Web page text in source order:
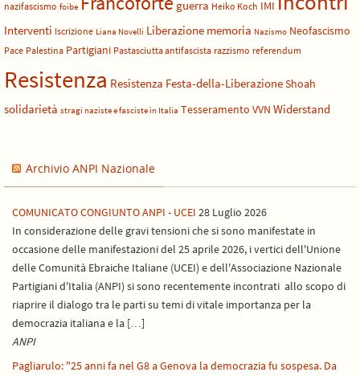
nazifascismo foibe guerra Heiko Koch IMI
Interventi Iscrizione Liana Novelli Liberazione memoria Nazismo Neofascismo
Pace Palestina Partigiani Pastasciutta antifascista razzismo referendum
Resistenza Resistenza Festa-della-LiberazioneShoah
solidarietà stragi naziste e fasciste in Italia Tesseramento VVN Widerstand
Archivio ANPI Nazionale
COMUNICATO CONGIUNTO ANPI - UCEI 28 Luglio 2026
In considerazione delle gravi tensioni che si sono manifestate in
occasione delle manifestazioni del 25 aprile 2026, i vertici dell'Unione
delle Comunità Ebraiche Italiane (UCEI) e dell'Associazione Nazionale
Partigiani d'Italia (ANPI) si sono recentemente incontrati allo scopo di
riaprire il dialogo tra le parti su temi di vitale importanza per la
democrazia italiana e la […]
ANPI
Pagliarulo: "25 anni fa nel G8 a Genova la democrazia fu sospesa. Da